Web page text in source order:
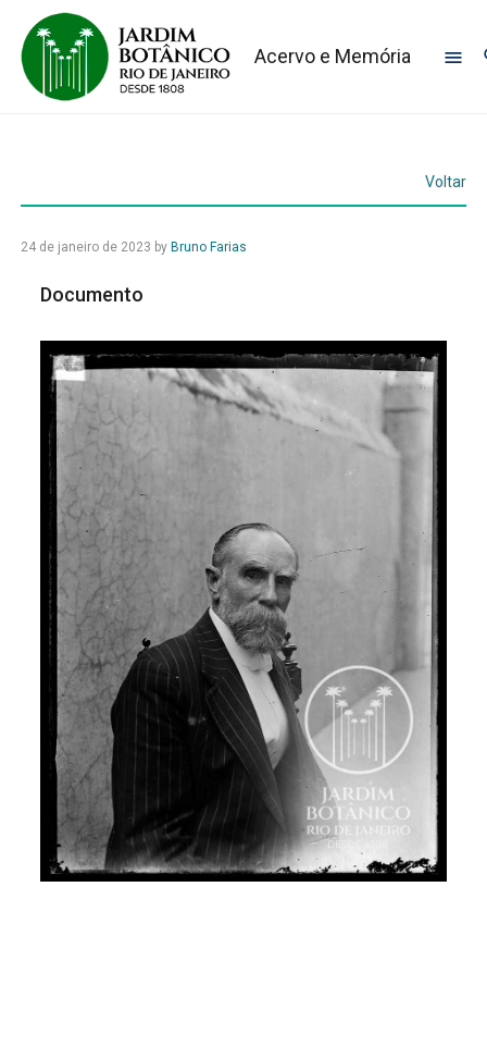
Acervo e Memória
Voltar
24 de janeiro de 2023 by Bruno Farias
Documento